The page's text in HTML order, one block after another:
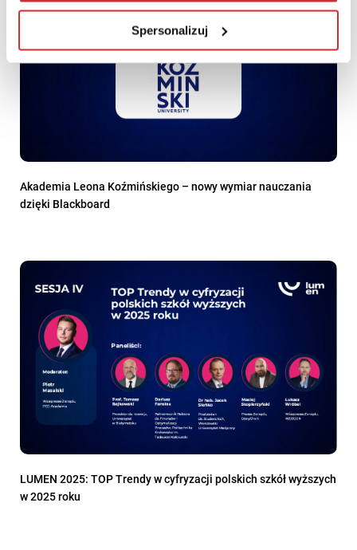
Spersonalizuj
Akademia Leona Koźmińskiego – nowy wymiar nauczania
dzięki Blackboard
LUMEN 2025: TOP Trendy w cyfryzacji polskich szkół wyższych
w 2025 roku